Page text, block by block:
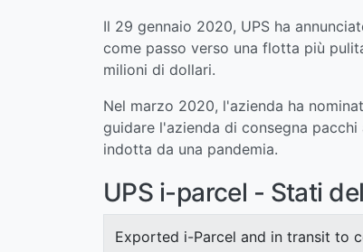
Il 29 gennaio 2020, UPS ha
come passo verso una flotta più
milioni di dollari.
Nel marzo 2020, l'azienda ha
guidare l'azienda di consegna
indotta da una pandemia.
UPS i-parcel - Stati
Exported i-Parcel and in transit to